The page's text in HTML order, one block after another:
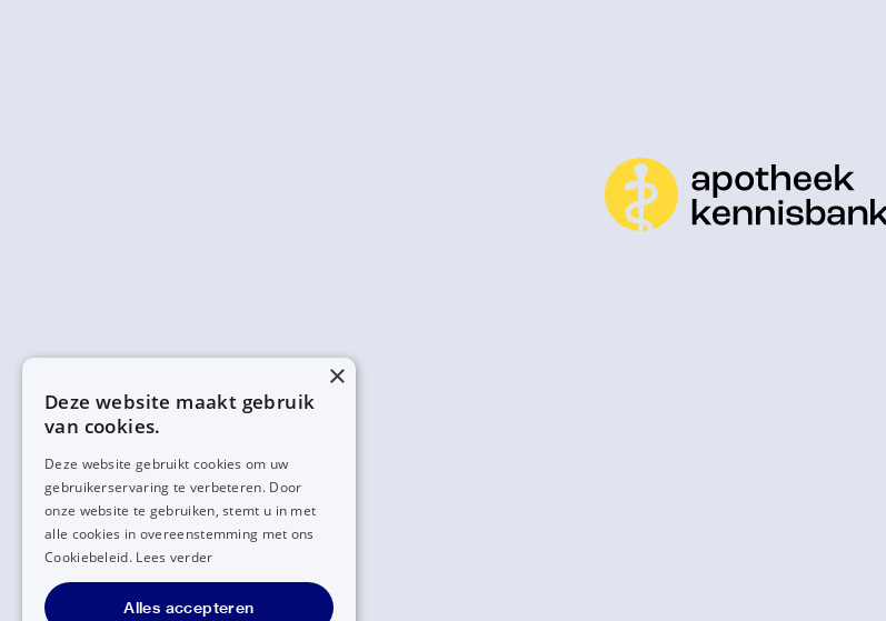
×
Deze website maakt gebruik
van cookies.
Deze website gebruikt cookies om uw
gebruikerservaring te verbeteren. Door
onze website te gebruiken, stemt u in met
alle cookies in overeenstemming met ons
Cookiebeleid. Lees verder
Alles accepteren